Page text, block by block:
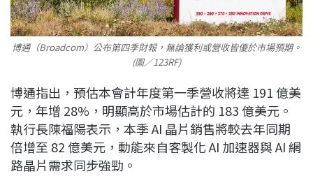
博通（Broadcom）公布第四季財報，無論獲利或營收皆優於市場預期。
(圖／123RF)
博通指出，預估本會計年度第一季營收將達 191 億美
元，年增 28%，明顯高於市場估計的 183 億美元。
執行長陳福陽表示，本季 AI 晶片銷售將較去年同期
倍增至 82 億美元，動能來自客製化 AI 加速器與 AI 網
路晶片需求同步強勁。